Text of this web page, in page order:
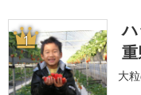
1
大